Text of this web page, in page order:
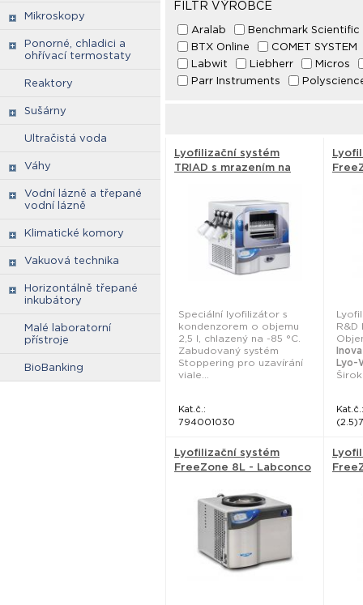
Mikroskopy
Ponorné, chladici a
ohřívací termostaty
Reaktory
Sušárny
Ultračistá voda
Váhy
Vodní lázně a třepané
vodní lázně
Klimatické komory
Vakuová technika
Horizontálně třepané
inkubátory
Malé laboratorní
přístroje
BioBanking
FILTR VÝROBCE
Aralab
Benchmark Scientific
BTX Online
COMET SYSTEM
Labwit
Liebherr
Micros
Parr Instruments
Lyofilizační systém
TRIAD s mrazením na
Speciální lyofilizátor s
kondenzorem o objemu
2,5 l, chlazený na -85 °C.
Zabudovaný systém
Stoppering pro uzavírání
viale...
Kat.č.:
794001030
Lyo-
Kat.č.:
(2.5)7
Lyofilizační systém
FreeZone 8L - Labconco